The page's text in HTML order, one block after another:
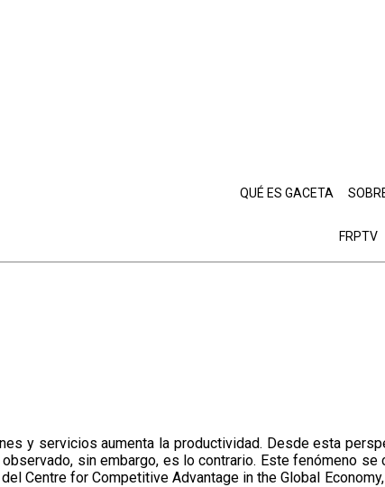
QUÉ ES GACETA
FRPTV
y servicios aumenta la productividad. Desde esta
sin embargo, es lo contrario. Este fenómeno se
Centre for Competitive Advantage in the Global